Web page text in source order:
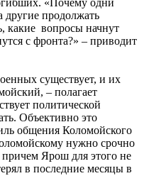
другие продолжать
какие вопросы начнут
с фронта?» – приводит
существует, и их
– полагает
политической
Объективно это
общения Коломойского
нужно срочно
причем Ярош для этого не
в последние месяцы в